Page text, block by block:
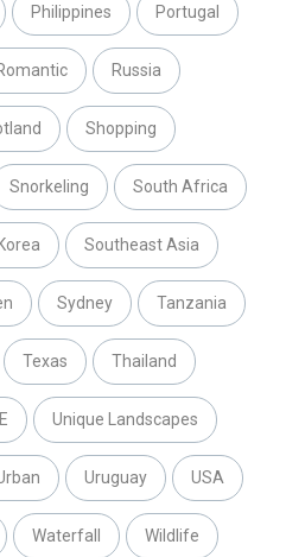
Philippines Portugal
Russia
Shopping
Snorkeling South Africa
Southeast Asia
Sydney Tanzania
Texas Thailand
Unique Landscapes
Uruguay USA
Waterfall Wildlife